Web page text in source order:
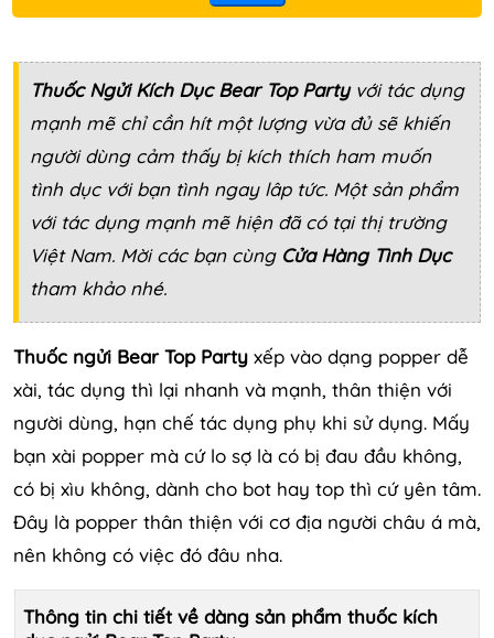
Thuốc Ngửi Kích DụcBear Top Party với tác dụng
mạnh mẽ chỉ cần hít một lượng vừa đủ sẽ khiến
người dùng cảm thấy bị kích thích ham muốn
tình dục với bạn tình ngay lâp tức. Một sản phẩm
với tác dụng mạnh mẽ hiện đã có tại thị trường
Việt Nam. Mời các bạn cùng Cửa Hàng Tình Dục
tham khảo nhé.
Thuốc ngửi Bear Top Party xếp vào dạng popper dễ
xài, tác dụng thì lại nhanh và mạnh, thân thiện với
người dùng, hạn chế tác dụng phụ khi sử dụng. Mấy
bạn xài popper mà cứ lo sợ là có bị đau đầu không,
có bị xìu không, dành cho bot hay top thì cứ yên tâm.
Đây là popper thân thiện với cơ địa người châu á mà,
nên không có việc đó đâu nha.
Thông tin chi tiết về dàng sản phẩm thuốc kích